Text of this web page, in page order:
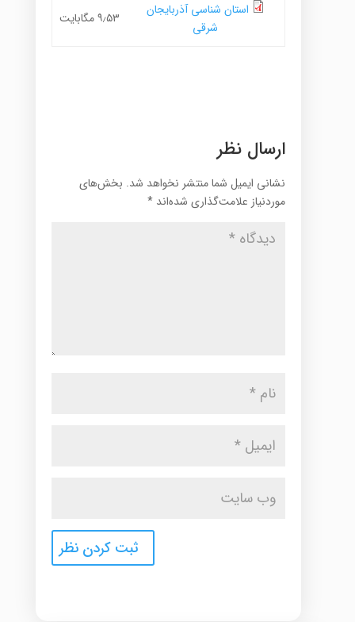
استان شناسی آذربایجان
شرقی
۹٫۵۳ مگابایت
ارسال نظر
نشانی ایمیل شما منتشر نخواهد شد. بخش‌های
موردنیاز علامت‌گذاری شده‌اند *